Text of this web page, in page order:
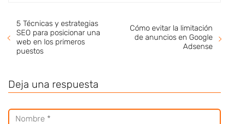
5 Técnicas y estrategias
SEO para posicionar una
web en los primeros
puestos
Cómo evitar la limitación
de anuncios en Google
Adsense
Deja una respuesta